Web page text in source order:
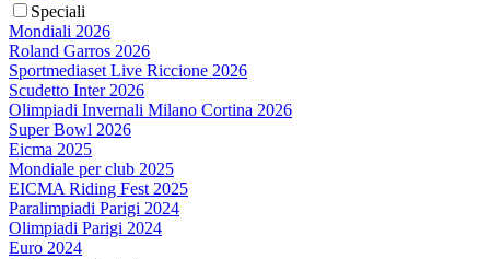
Speciali
Mondiali 2026
Roland Garros 2026
Sportmediaset Live Riccione 2026
Scudetto Inter 2026
Olimpiadi Invernali Milano Cortina 2026
Super Bowl 2026
Eicma 2025
Mondiale per club 2025
EICMA Riding Fest 2025
Paralimpiadi Parigi 2024
Olimpiadi Parigi 2024
Euro 2024